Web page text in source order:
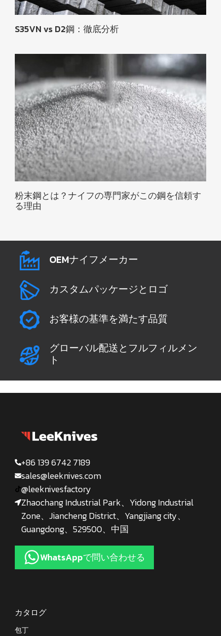
S35VN vs D2鋼：徹底分析
粉末鋼とは？ナイフの専門家がこの鋼を信頼す
る理由
OEMナイフメーカー
カスタムパッケージとロゴ
お客様の基準を満たす品質
グローバル配送とフルフィルメン
ト
+86 139 6742 7189
sales@leeknives.com
@leeknivesfactory
Zhaochang Industrial Park、Yidong Industrial
Zone、Jiancheng District、Yangjiang city、
Guangdong、529500、中国
WhatsAppで問い合わせる
カタログ
包丁